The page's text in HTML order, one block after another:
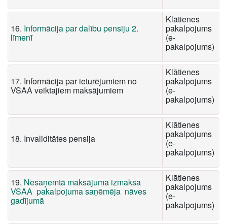
16. Informācija par dalību pensiju 2.
līmenī
Klātienes
pakalpojums
(e-
pakalpojums)
17. Informācija par ieturējumiem no
VSAA veiktajiem maksājumiem
Klātienes
pakalpojums
(e-
pakalpojums)
18. Invaliditātes pensija
Klātienes
pakalpojums
(e-
pakalpojums)
19. Nesaņemtā maksājuma izmaksa
VSAA pakalpojuma saņēmēja nāves
gadījumā
Klātienes
pakalpojums
(e-
pakalpojums)